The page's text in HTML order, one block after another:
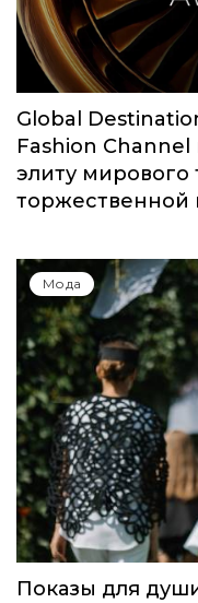
Global
Fashion
элиту мирового
Мода
Показы для